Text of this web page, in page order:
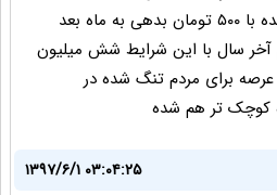
درصد به حقوق اضافه شده با ۵۰۰ تومان بدهی به ماه بعد
سال با این شرایط شش میلیون
عرصه برای مردم تنگ شده در
کوچک تر هم شده
۱۳۹۷/۶/۱ ۰۳:۰۴:۲۵